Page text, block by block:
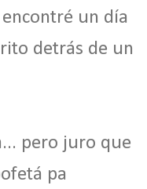
un día
detrás de un
pero juro que
pa